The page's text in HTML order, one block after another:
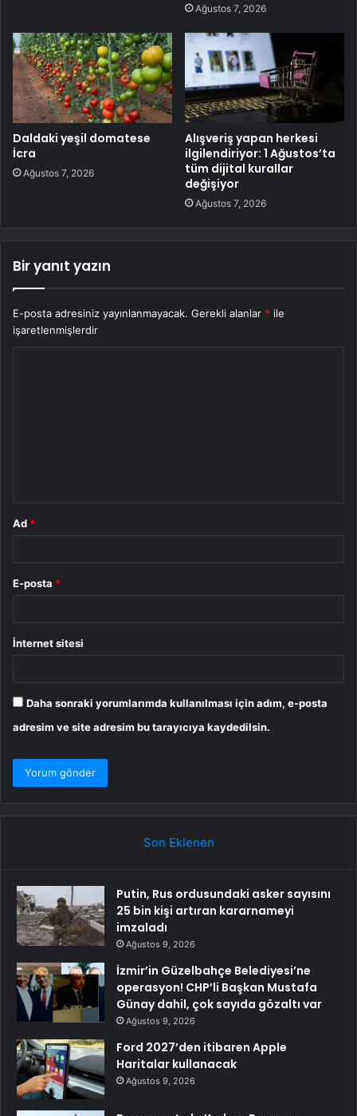
Ağustos 7, 2026
Daldaki yeşil domatese
İcra
Ağustos 7, 2026
Alışveriş yapan herkesi
ilgilendiriyor: 1 Ağustos’ta
tüm dijital kurallar
değişiyor
Ağustos 7, 2026
Bir yanıt yazın
E-posta adresiniz yayınlanmayacak. Gerekli alanlar * ile
işaretlenmişlerdir
Ad *
E-posta *
İnternet sitesi
Daha sonraki yorumlarımda kullanılması için adım, e-posta
adresim ve site adresim bu tarayıcıya kaydedilsin.
Son Eklenen
Putin, Rus ordusundaki asker sayısını
25 bin kişi artıran kararnameyi
imzaladı
Ağustos 9, 2026
İzmir’in Güzelbahçe Belediyesi’ne
operasyon! CHP’li Başkan Mustafa
Günay dahil, çok sayıda gözaltı var
Ağustos 9, 2026
Ford 2027’den itibaren Apple
Haritalar kullanacak
Ağustos 9, 2026